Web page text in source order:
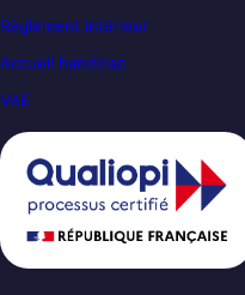
Règlement intérieur
Accueil handicap
VAE